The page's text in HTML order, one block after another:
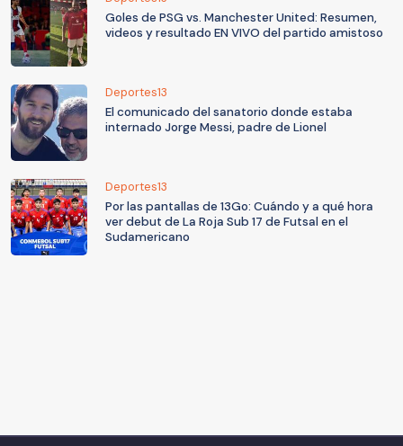
Goles de PSG vs. Manchester United: Resumen,
videos y resultado EN VIVO del partido amistoso
Deportes13
El comunicado del sanatorio donde estaba
internado Jorge Messi, padre de Lionel
Deportes13
Por las pantallas de 13Go: Cuándo y a qué hora
ver debut de La Roja Sub 17 de Futsal en el
Sudamericano